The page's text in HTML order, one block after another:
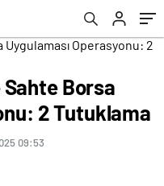
Sahte Borsa
2 Tutuklama
09:53